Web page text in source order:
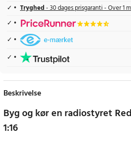
Tryghed- 30 dages prisgaranti - Over 1
Beskrivelse
Byg og kør en radiostyret
1:16